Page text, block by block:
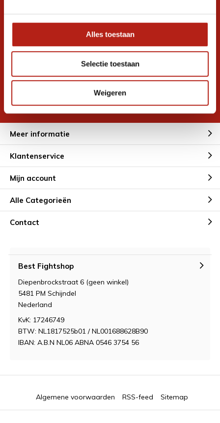
Alles toestaan
Selectie toestaan
Weigeren
Ontvang de nieuwste aanbiedingen en
Inschrijven voor
* Lees hier de wettelijke beperkingen
Meer informatie
Klantenservice
Mijn account
Alle Categorieën
Contact
Best Fightshop
Diepenbrockstraat 6 (geen winkel)
5481 PM Schijndel
Nederland
KvK: 17246749
BTW: NL1817525b01 / NL001688628B90
IBAN: A.B.N NL06 ABNA 0546 3754 56
Algemene voorwaarden RSS-feed Sitemap